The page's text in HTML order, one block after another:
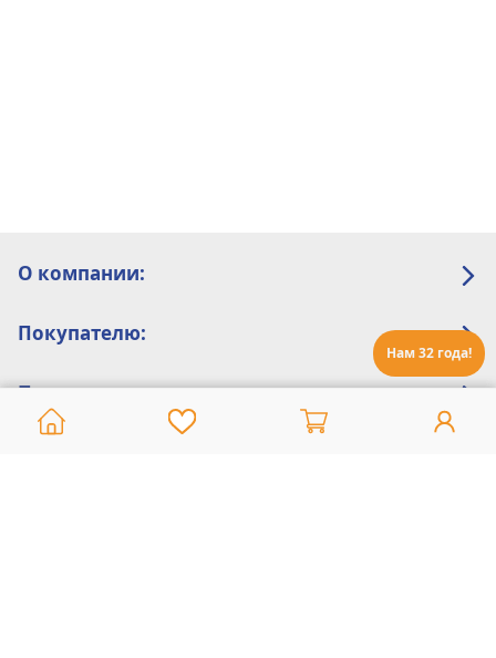
Нам 32 года!
О компании:
Покупателю:
Помощь: